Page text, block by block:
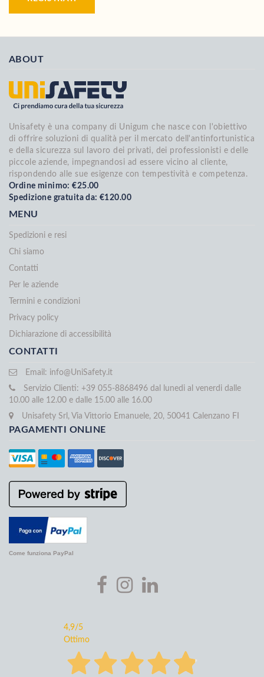
ABOUT
Unisafety è una company di Unigum che nasce con l'obiettivo
di offrire soluzioni di qualità per il mercato dell'antinfortunistica
e della sicurezza sul lavoro dei privati, dei professionisti e delle
piccole aziende, impegnandosi ad essere vicino al cliente,
rispondendo alle sue esigenze con tempestività e competenza.
Ordine minimo: €25.00
Spedizione gratuita da: €120.00
MENU
Spedizioni e resi
Chi siamo
Contatti
Per le aziende
Termini e condizioni
Privacy policy
Dichiarazione di accessibilità
CONTATTI
Email: info@UniSafety.it
Servizio Clienti: +39 055-8868496 dal lunedi al venerdi dalle
10.00 alle 12.00 e dalle 15.00 alle 16.00
Unisafety Srl, Via Vittorio Emanuele, 20, 50041 Calenzano FI
PAGAMENTI ONLINE
Come funziona PayPal
4,9/5
Ottimo